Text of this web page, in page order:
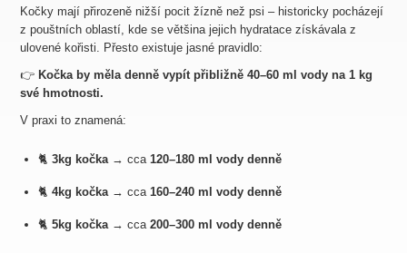
Kočky mají přirozeně nižší pocit žízně než psi – historicky pocházejí
z pouštních oblastí, kde se většina jejich hydratace získávala z
ulovené kořisti. Přesto existuje jasné pravidlo:
👉 Kočka by měla denně vypít přibližně 40–60 ml vody na 1 kg
své hmotnosti.
V praxi to znamená:
🐈3kg kočka→ cca120–180 ml vody denně
🐈4kg kočka→ cca160–240 ml vody denně
🐈5kg kočka→ cca200–300 ml vody denně